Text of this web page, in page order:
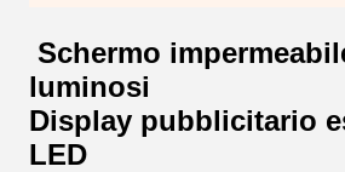
Schermo
luminosi
Display pubblicitario
LED